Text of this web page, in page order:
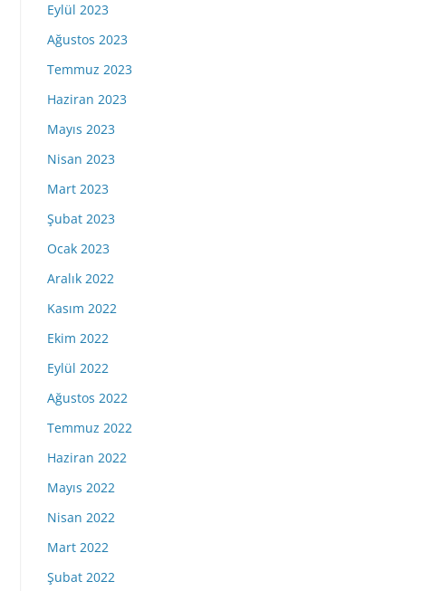
Eylül 2023
Ağustos 2023
Temmuz 2023
Haziran 2023
Mayıs 2023
Nisan 2023
Mart 2023
Şubat 2023
Ocak 2023
Aralık 2022
Kasım 2022
Ekim 2022
Eylül 2022
Ağustos 2022
Temmuz 2022
Haziran 2022
Mayıs 2022
Nisan 2022
Mart 2022
Şubat 2022